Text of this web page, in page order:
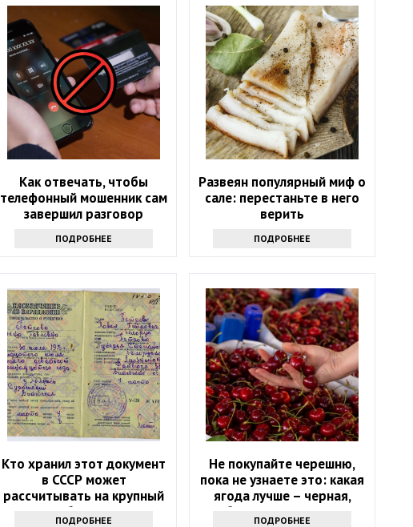
Как отвечать, чтобы
телефонный мошенник сам
завершил разговор
ПОДРОБНЕЕ
Развеян популярный миф о
сале: перестаньте в него
верить
ПОДРОБНЕЕ
Кто хранил этот документ
в СССР может
рассчитывать на крупный
бонус
ПОДРОБНЕЕ
Не покупайте черешню,
пока не узнаете это: какая
ягода лучше – черная,
белая или розовая
ПОДРОБНЕЕ